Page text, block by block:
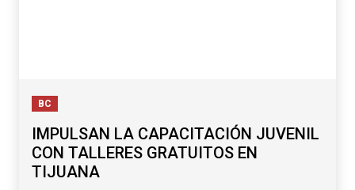
BC
IMPULSAN LA CAPACITACIÓN JUVENIL
CON TALLERES GRATUITOS EN
TIJUANA